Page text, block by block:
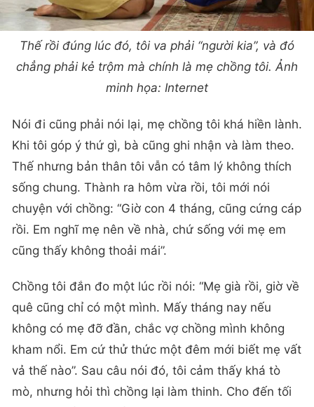
Thế rồi đúng lúc đó, tôi va phải “người kia”, và đó
chẳng phải kẻ trộm mà chính là mẹ chồng tôi. Ảnh
minh họa: Internet
Nói đi cũng phải nói lại, mẹ chồng tôi khá hiền lành.
Khi tôi góp ý thứ gì, bà cũng ghi nhận và làm theo.
Thế nhưng bản thân tôi vẫn có tâm lý không thích
sống chung. Thành ra hôm vừa rồi, tôi mới nói
chuyện với chồng: “Giờ con 4 tháng, cũng cứng cáp
rồi. Em nghĩ mẹ nên về nhà, chứ sống với mẹ em
cũng thấy không thoải mái”.
Chồng tôi đắn đo một lúc rồi nói: “Mẹ già rồi, giờ về
quê cũng chỉ có một mình. Mấy tháng nay nếu
không có mẹ đỡ đần, chắc vợ chồng mình không
kham nổi. Em cứ thử thức một đêm mới biết mẹ vất
vả thế nào”. Sau câu nói đó, tôi cảm thấy khá tò
mò, nhưng hỏi thì chồng lại làm thinh. Cho đến tối